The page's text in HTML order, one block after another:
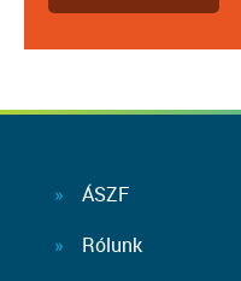
ÁSZF
Rólunk